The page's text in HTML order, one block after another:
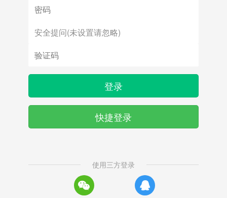
登录
快捷登录
使用三方登录